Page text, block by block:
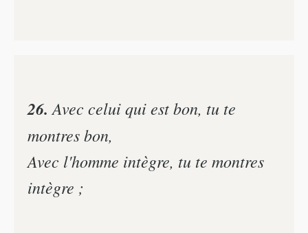
26. Avec celui qui est bon, tu te
montres bon,
Avec l'homme intègre, tu te montres
intègre ;